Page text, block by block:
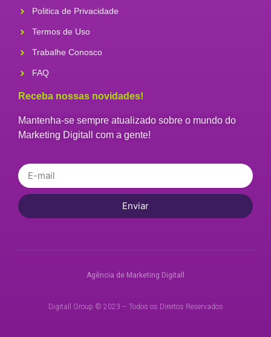
Politica de Privacidade
Termos de Uso
Trabalhe Conosco
FAQ
Receba nossas novidades!
Mantenha-se sempre atualizado sobre o mundo do
Marketing Digitall com a gente!
Enviar
Agência de Marketing Digitall
Digitall Group © 2023 – Todos os Direitos Reservados